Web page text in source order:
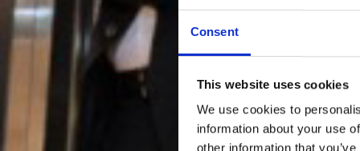
Consent
This website uses cookies
We use cookies to
information about your use
other information that